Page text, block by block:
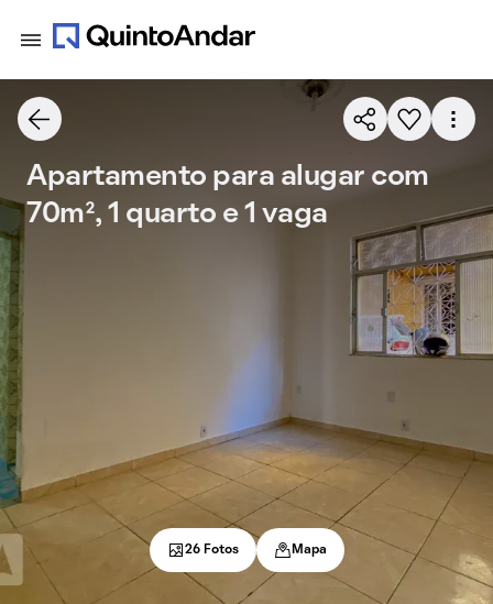
Apartamento para alugar com
70m², 1 quarto e 1 vaga
26 Fotos Mapa